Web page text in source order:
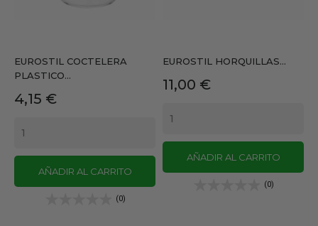
EUROSTIL COCTELERA
PLASTICO...
Precio
4,15 €
AÑADIR AL CARRITO
(0)
EUROSTIL HORQUILLAS...
Precio
11,00 €
AÑADIR AL CARRITO
(0)